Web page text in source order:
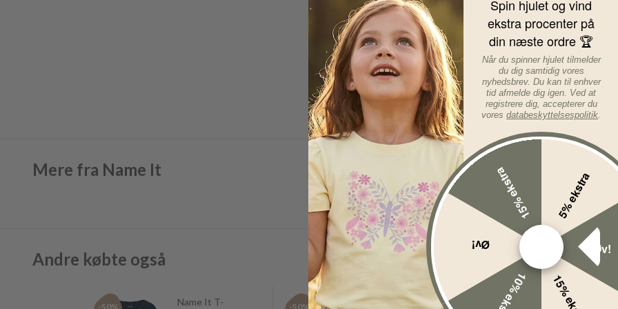
Vi har også matchende
Materiale: 95% økologisk
Læs mere om varen...
Mere fra Name It
Andre købte også
-50%
Name It T-
-50% -50%
Spin hjulet og vind
ekstra procenter på
din næste ordre 🏆
Når du spinner hjulet tilmelder
du dig samtidig vores
nyhedsbrev. Du kan til enhver
tid afmelde dig igen. Ved at
registrere dig, accepterer du
vores databeskyttelsespolitik.
5% ekstra
Øv!
Øv!
15% ekstra